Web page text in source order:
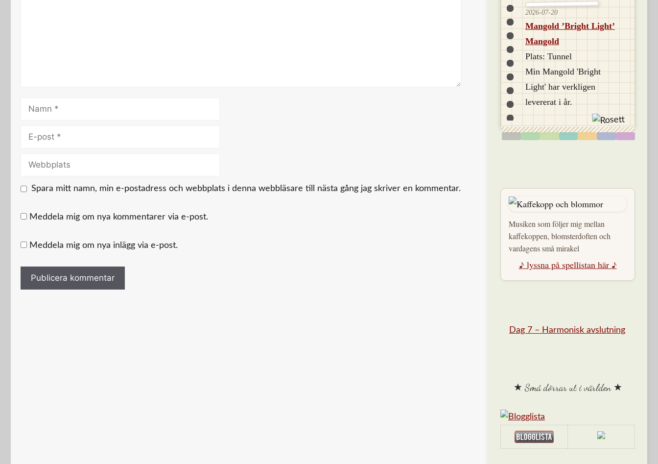
Namn
Webbplats
Spara mitt namn, min e-postadress och webbplats i denna webbläsare till nästa gång jag skriver en kommentar.
Meddela mig om nya kommentarer via e-post.
Meddela mig om nya inlägg via e-post.
2026-07-20
Mangold ’Bright Light’
Mangold
Plats: Tunnel
Min Mangold 'Bright
Light' har verkligen
levererat i år.
Musiken som följer mig mellan
kaffekoppen, blomsterdoften och
vardagens små mirakel
♪ lyssna på spellistan här ♪
Dag 7 – Harmonisk avslutning
★ Små dörrar ut i världen ★